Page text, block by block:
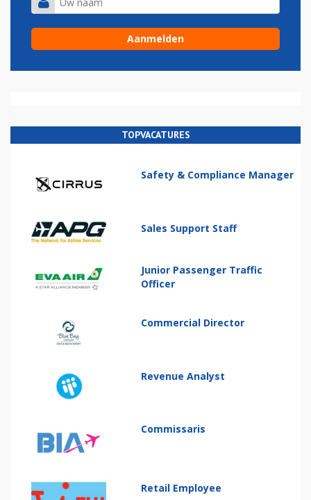
TOPVACATURES
Safety & Compliance Manager
Sales Support Staff
Junior Passenger Traffic
Officer
Commercial Director
Revenue Analyst
Commissaris
Retail Employee